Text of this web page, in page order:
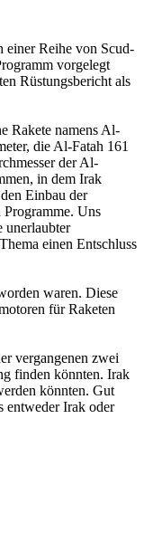
einer Reihe von Scud-
vorgelegt
Rüstungsbericht als
Rakete namens Al-
die Al-Fatah 161
der Al-
in dem Irak
Einbau der
Uns
unerlaubter
einen Entschluss
waren. Diese
für Raketen
vergangenen zwei
finden könnten. Irak
könnten. Gut
entweder Irak oder